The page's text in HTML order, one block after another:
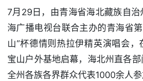
7月29日，由青海省海北藏族自治
海广播电视台联合主办的青海省
山”杯德情则热拉伊精英演唱会，
宝山户外基地启幕，海北州直各部
全州各族各界群众代表1000余人参